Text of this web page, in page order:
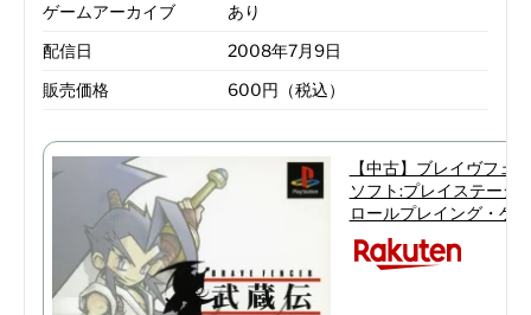
ゲームアーカイブ
あり
配信日
2008年7月9日
販売価格
600円（税込）
【中古】ブレイヴフェ
ソフト:プレイステーシ
ロールプレイング・ゲ